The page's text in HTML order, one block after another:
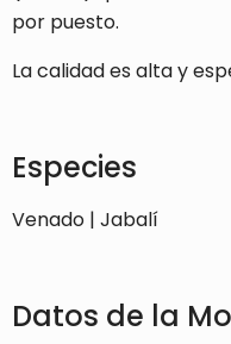
por puesto.
La calidad es alta y
Especies
Venado | Jabalí
Datos de la